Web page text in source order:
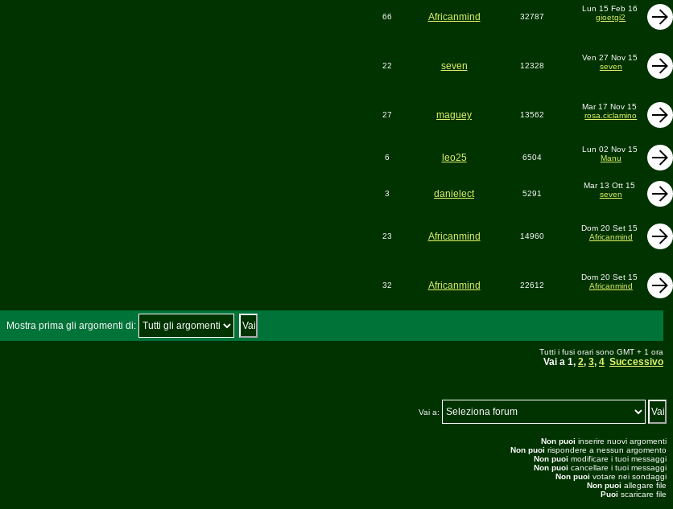
66 Africanmind 32787
Lun 15 Feb 16
gioetgi2
22 seven 12328
Ven 27 Nov 15
seven
27 maguey 13562
Mar 17 Nov 15
rosa.ciclamino
6 leo25 6504
Lun 02 Nov 15
Manu
3 danielect 5291
Mar 13 Ott 15
seven
23 Africanmind 14960
Dom 20 Set 15
Africanmind
32 Africanmind 22612
Dom 20 Set 15
Africanmind
Mostra prima gli argomenti di:
Tutti i fusi orari sono GMT + 1 ora
Vai a 1, 2, 3, 4 Successivo
Vai a:
Non puoi inserire nuovi argomenti
Non puoi rispondere a nessun argomento
Non puoi modificare i tuoi messaggi
Non puoi cancellare i tuoi messaggi
Non puoi votare nei sondaggi
Non puoi allegare file
Puoi scaricare file